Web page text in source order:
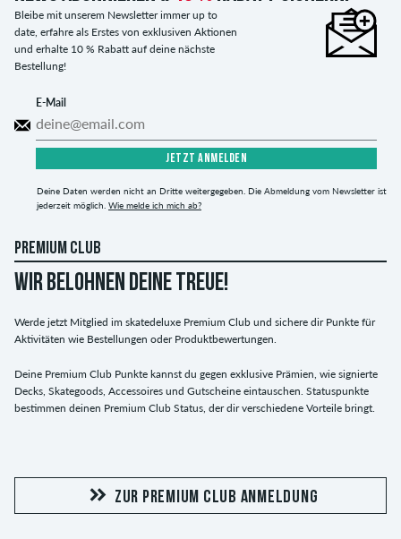
Bleibe mit unserem Newsletter immer up to
date, erfahre als Erstes von exklusiven Aktionen
und erhalte 10 % Rabatt auf deine nächste
Bestellung!
E-Mail
JETZT ANMELDEN
Deine Daten werden nicht an Dritte weitergegeben. Die Abmeldung vom Newsletter ist
jederzeit möglich. Wie melde ich mich ab?
PREMIUM CLUB
WIR BELOHNEN DEINE TREUE!
Werde jetzt Mitglied im skatedeluxe Premium Club und sichere dir Punkte für
Aktivitäten wie Bestellungen oder Produktbewertungen.
Deine Premium Club Punkte kannst du gegen exklusive Prämien, wie signierte
Decks, Skategoods, Accessoires und Gutscheine eintauschen. Statuspunkte
bestimmen deinen Premium Club Status, der dir verschiedene Vorteile bringt.
ZUR PREMIUM CLUB ANMELDUNG